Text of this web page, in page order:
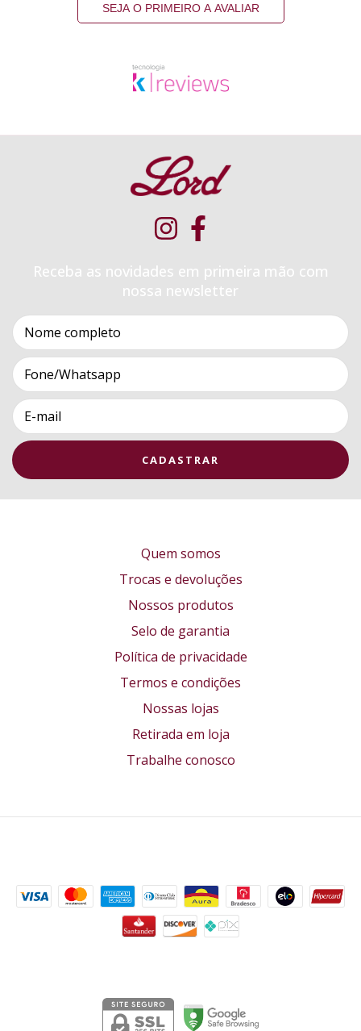
SEJA O PRIMEIRO A AVALIAR
Receba as novidades em primeira mão com
nossa newsletter
Quem somos
Trocas e devoluções
Nossos produtos
Selo de garantia
Política de privacidade
Termos e condições
Nossas lojas
Retirada em loja
Trabalhe conosco